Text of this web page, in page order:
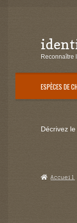
Aller
à
navigation
Aller
au
Reconnaître
ESPÈCES DE
Décrivez
Accueil